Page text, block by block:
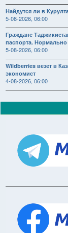
Найдутся ли в
5-08-2026, 06:00
Граждане
паспорта. Нормально
5-08-2026, 06:00
Wildberries везет в
экономист
4-08-2026, 06:00